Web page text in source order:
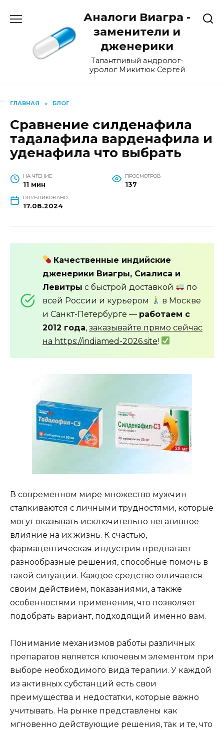
Аналоги Виагра -
заменители и
дженерики
Талантливый андролог-
уролог Микитюк Сергей
ГЛАВНАЯ » БЛОГ
Сравнение силденафила
тадалафила варденафила и
уденафила что выбрать
НА ЧТЕНИЕ
11 мин
ПРОСМОТРОВ
137
ОПУБЛИКОВАНО
17.08.2024
Качественные индийские
дженерики Виагры, Сиалиса и
Левитры с быстрой доставкой
по
всей России и курьером
в Москве
и Санкт-Петербурге — работаем с
2012 года, заказывайте прямо сейчас
на https://indiamed-2026.site!
В современном мире множество мужчин
сталкиваются с личными трудностями, которые
могут оказывать исключительно негативное
влияние на их жизнь. К счастью,
фармацевтическая индустрия предлагает
разнообразные решения, способные помочь в
такой ситуации. Каждое средство отличается
своим действием, показаниями, а также
особенностями применения, что позволяет
подобрать вариант, подходящий именно вам.
Понимание механизмов работы различных
препаратов является ключевым элементом при
выборе необходимого вида терапии. У каждой
из активных субстанций есть свои
преимущества и недостатки, которые важно
учитывать. На рынке представлены как
мгновенно действующие решения, так и те, что